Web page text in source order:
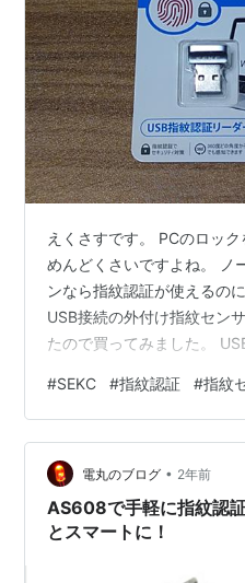
えくさすです。 PCのロッ
めんどくさいですよね。 ノ
ンなら指紋認証が使えるの
USB接続の外付け指紋セン
たので買ってみました。
#SEKC #指紋認証 #指紋
電丸のブログ • 2年前
AS608で手軽に指紋認
とスマートに！